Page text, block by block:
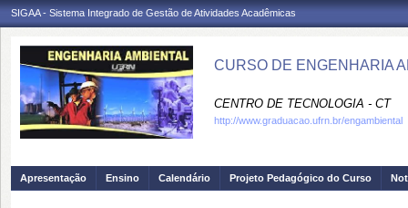
SIGAA - Sistema Integrado de Gestão de Atividades Acadêmicas
CURSO DE ENGENHARIA
CENTRO DE TECNOLOGIA - CT
http://www.graduacao.ufrn.br/engambiental
Apresentação Ensino Calendário Projeto Pedagógico do Curso